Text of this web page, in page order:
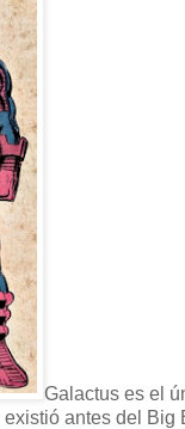
Galactus es el
antes del Big